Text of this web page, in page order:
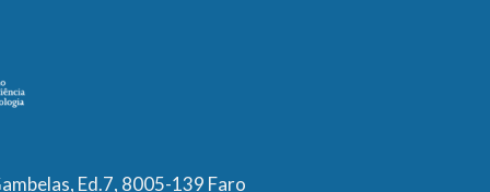
Ed.7, 8005-139 Faro